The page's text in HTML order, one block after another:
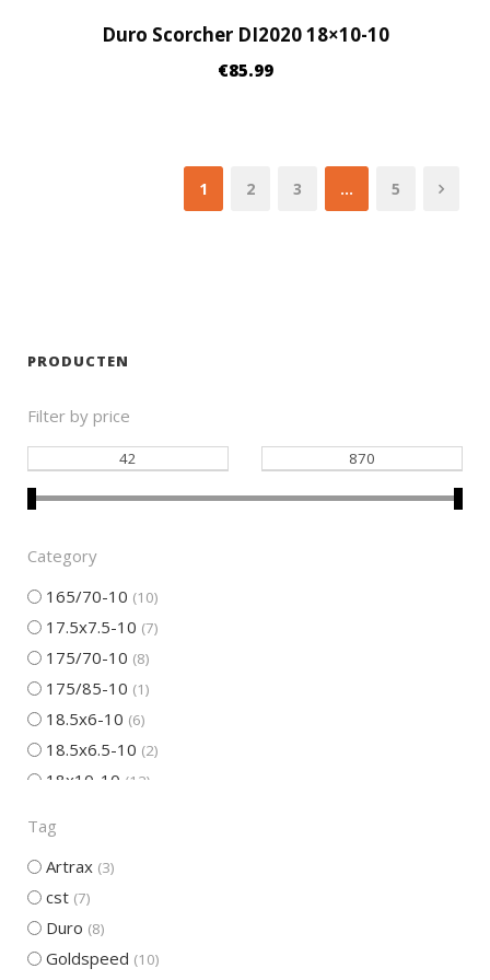
Duro Scorcher DI2020 18×10-10
€85.99
1 2 3 … 5
PRODUCTEN
Filter by price
Category
165/70-10
10
17.5x7.5-10 7
175/70-10 8
175/85-10 1
18.5x6-10 6
18.5x6.5-10 2
18x10-10 12
205/50-10
21x7-10
225/40-10
225/45-10
22x10-10 6
Tag
Artrax 3
cst 7
Duro 8
Goldspeed 10